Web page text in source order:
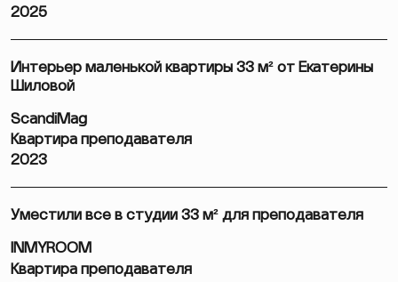
2025
Интерьер маленькой квартиры 33 м² от Екатерины
Шиловой
ScandiMag
Квартира преподавателя
2023
Уместили все в студии 33 м² для преподавателя
INMYROOM
Квартира преподавателя